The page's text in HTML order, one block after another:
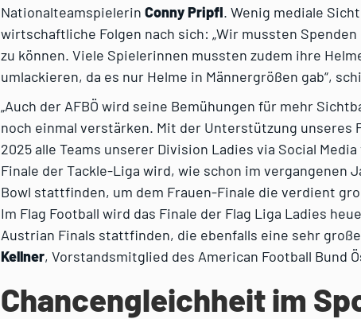
Nationalteamspielerin Conny Pripfl. Wenig mediale
wirtschaftliche Folgen nach sich: „Wir mussten Spenden
zu können. Viele Spielerinnen mussten zudem ihre
umlackieren, da es nur Helme in Männergrößen gab“,
„Auch der AFBÖ wird seine Bemühungen für mehr
noch einmal verstärken. Mit der Unterstützung unseres
2025 alle Teams unserer Division Ladies via Social
Finale der Tackle-Liga wird, wie schon im vergangenen
Bowl stattfinden, um dem Frauen-Finale die verdient
Im Flag Football wird das Finale der Flag Liga Ladies
Austrian Finals stattfinden, die ebenfalls eine sehr
Kellner, Vorstandsmitglied des American Football Bund
Chancengleichheit im